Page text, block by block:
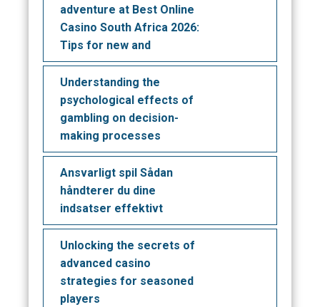
adventure at Best Online
Casino South Africa 2026:
Tips for new and
Understanding the
psychological effects of
gambling on decision-
making processes
Ansvarligt spil Sådan
håndterer du dine
indsatser effektivt
Unlocking the secrets of
advanced casino
strategies for seasoned
players